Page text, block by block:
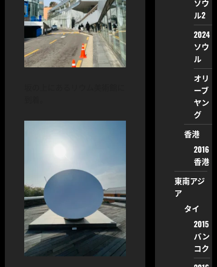
ソウ
ル2
2024
ソウ
ル
オリ
ーブ
ヤン
グ
香港
2016
香港
東南アジ
ア
タイ
2015
バン
コク